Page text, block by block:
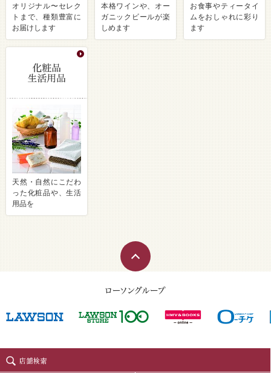
オリジナル〜セレク
トまで、種類豊富に
お届けします
本格ワインや、オー
ガニックビールが楽
しめます
お食事やティータイ
ムをおしゃれに彩り
ます
天然・自然にこだわ
った化粧品や、生活
用品を